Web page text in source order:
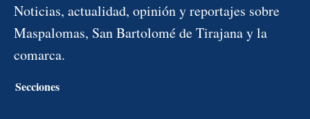
Noticias, actualidad, opinión y reportajes sobre
Maspalomas, San Bartolomé de Tirajana y la
comarca.
Secciones